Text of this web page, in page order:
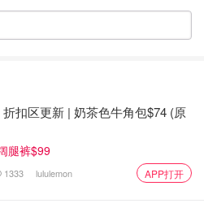
折扣区更新 | 奶茶色牛角包$74 (原
腿裤$99
1333 lululemon APP打开